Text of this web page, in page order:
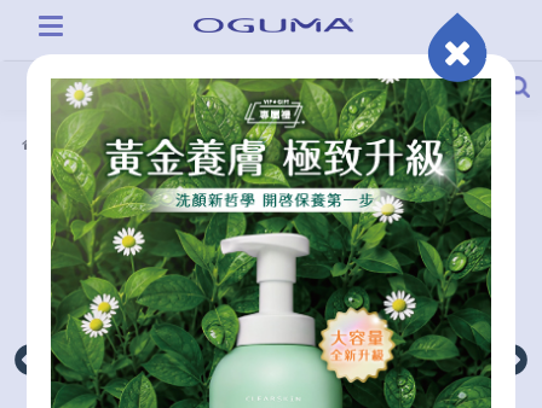
產品系列 秘之湧水美媒奇蹟霜